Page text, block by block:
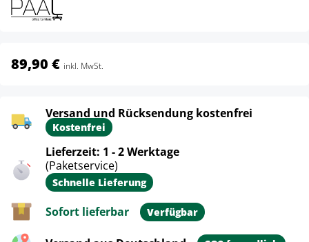
89,90 € inkl. MwSt.
Versand und Rücksendung kostenfrei
Kostenfrei
Lieferzeit: 1 - 2 Werktage
(Paketservice)
Schnelle Lieferung
Sofort lieferbar Verfügbar